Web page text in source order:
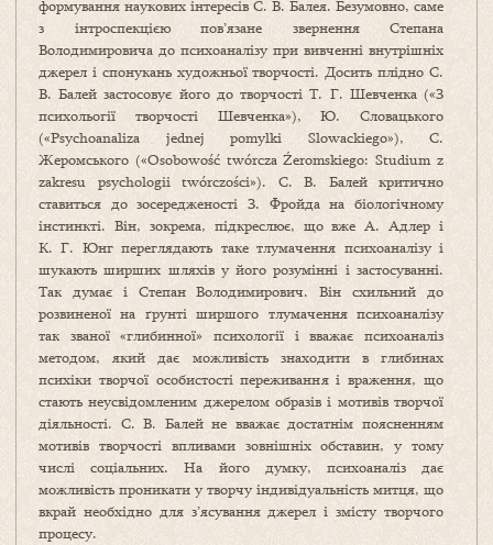
формування наукових інтересів С. В. Балея. Безумовно, саме
з інтроспекцією пов’язане звернення Степана
Володимировича до психоаналізу при вивченні внутрішніх
джерел і спонукань художньої творчості. Досить плідно С.
В. Балей застосовує його до творчості Т. Г. Шевченка («З
психольогії творчості Шевченка»), Ю. Словацького
(«Psychoanaliza jednej pomylki Slowackiego»), С.
Жеромського («Osobowość twórcza Źeromskiego: Studium z
zakresu psychologii twórczości»). С. В. Балей критично
ставиться до зосередженості З. Фройда на біологічному
інстинкті. Він, зокрема, підкреслює, що вже А. Адлер і
К. Г. Юнг переглядають таке тлумачення психоаналізу і
шукають ширших шляхів у його розумінні і застосуванні.
Так думає і Степан Володимирович. Він схильний до
розвиненої на ґрунті ширшого тлумачення психоаналізу
так званої «глибинної» психології і вважає психоаналіз
методом, який дає можливість знаходити в глибинах
психіки творчої особистості переживання і враження, що
стають неусвідомленим джерелом образів і мотивів творчої
діяльності. С. В. Балей не вважає достатнім поясненням
мотивів творчості впливами зовнішніх обставин, у тому
числі соціальних. На його думку, психоаналіз дає
можливість проникати у творчу індивідуальність митця, що
вкрай необхідно для з’ясування джерел і змісту творчого
процесу.